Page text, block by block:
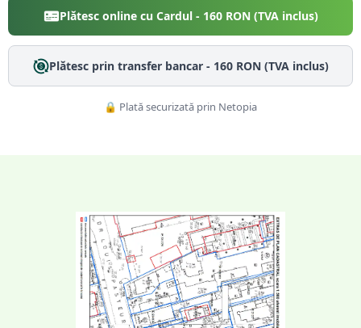
Plătesc online cu Cardul - 160RON (TVA inclus)
Plătesc prin transfer bancar - 160RON (TVA inclus)
🔒 Plată securizată prin Netopia